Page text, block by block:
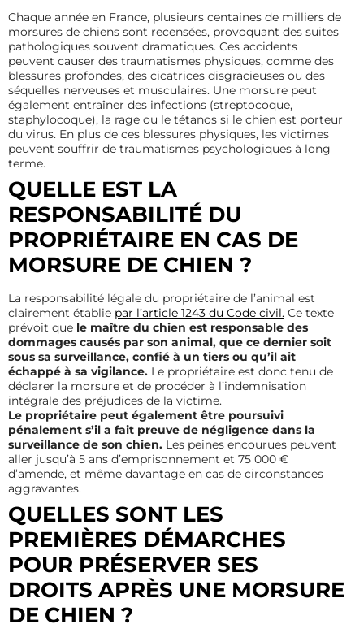
Chaque année en France, plusieurs centaines de milliers de
morsures de chiens sont recensées, provoquant des suites
pathologiques souvent dramatiques. Ces accidents
peuvent causer des traumatismes physiques, comme des
blessures profondes, des cicatrices disgracieuses ou des
séquelles nerveuses et musculaires. Une morsure peut
également entraîner des infections (streptocoque,
staphylocoque), la rage ou le tétanos si le chien est porteur
du virus. En plus de ces blessures physiques, les victimes
peuvent souffrir de traumatismes psychologiques à long
terme.
QUELLE EST LA
RESPONSABILITÉ DU
PROPRIÉTAIRE EN CAS DE
MORSURE DE CHIEN ?
La responsabilité légale du propriétaire de l’animal est
clairement établie par l’article 1243 du Code civil. Ce texte
prévoit que le maître du chien est responsable des
dommages causés par son animal, que ce dernier soit
sous sa surveillance, confié à un tiers ou qu’il ait
échappé à sa vigilance. Le propriétaire est donc tenu de
déclarer la morsure et de procéder à l’indemnisation
intégrale des préjudices de la victime.
Le propriétaire peut également être poursuivi
pénalement s’il a fait preuve de négligence dans la
surveillance de son chien. Les peines encourues peuvent
aller jusqu’à 5 ans d’emprisonnement et 75 000 €
d’amende, et même davantage en cas de circonstances
aggravantes.
QUELLES SONT LES
PREMIÈRES DÉMARCHES
POUR PRÉSERVER SES
DROITS APRÈS UNE MORSURE
DE CHIEN ?